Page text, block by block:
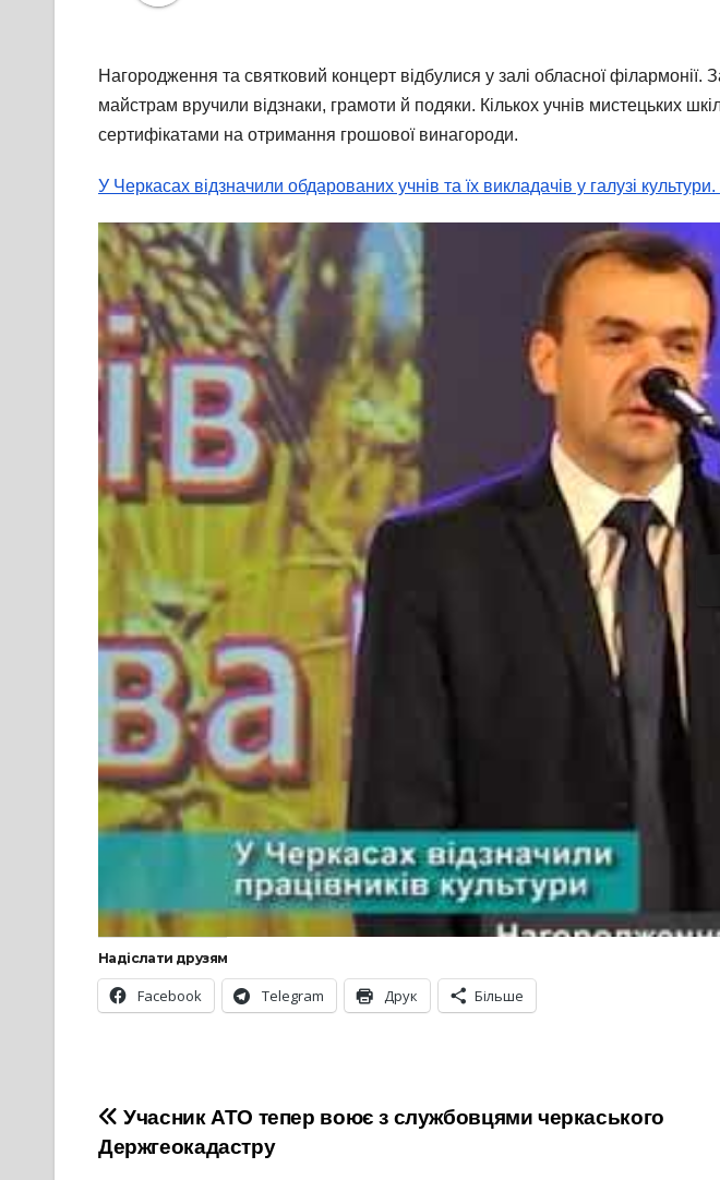
Нагородження та святковий концерт відбулися у залі обласної філармонії.
майстрам вручили відзнаки, грамоти й подяки. Кількох учнів мистецьких
сертифікатами на отримання грошової винагороди.
У Черкасах відзначили обдарованих учнів та їх викладачів у галузі культури.
Надіслати друзям
Facebook Telegram Друк Більше
Навігація
записів
Учасник АТО тепер воює з службовцями черкаського
Держгеокадастру